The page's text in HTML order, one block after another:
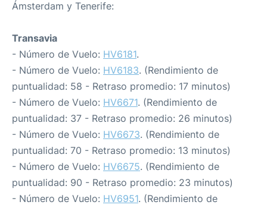
Ámsterdam y Tenerife:
Transavia
- Número de Vuelo: HV6181.
- Número de Vuelo: HV6183. (Rendimiento de
puntualidad: 58 - Retraso promedio: 17 minutos)
- Número de Vuelo: HV6671. (Rendimiento de
puntualidad: 37 - Retraso promedio: 26 minutos)
- Número de Vuelo: HV6673. (Rendimiento de
puntualidad: 70 - Retraso promedio: 13 minutos)
- Número de Vuelo: HV6675. (Rendimiento de
puntualidad: 90 - Retraso promedio: 23 minutos)
- Número de Vuelo: HV6951. (Rendimiento de